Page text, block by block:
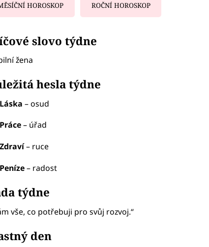
HOROSKOP ROČNÍ HOROSKOP
slovo týdne
žena
hesla týdne
Láska – osud
Práce– úřad
Zdraví– ruce
Peníze– radost
týdne
vše, co potřebuji pro svůj rozvoj.“
den